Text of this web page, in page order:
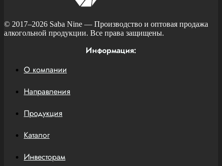
© 2017–2026 Saba Nine — Производство и оптовая продажа
алкогольной продукции. Все права защищены.
Информация:
О компании
Направления
Продукция
Каталог
Инвесторам